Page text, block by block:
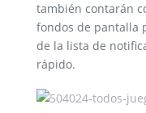
también contarán
fondos de pantalla
de la lista de
rápido.